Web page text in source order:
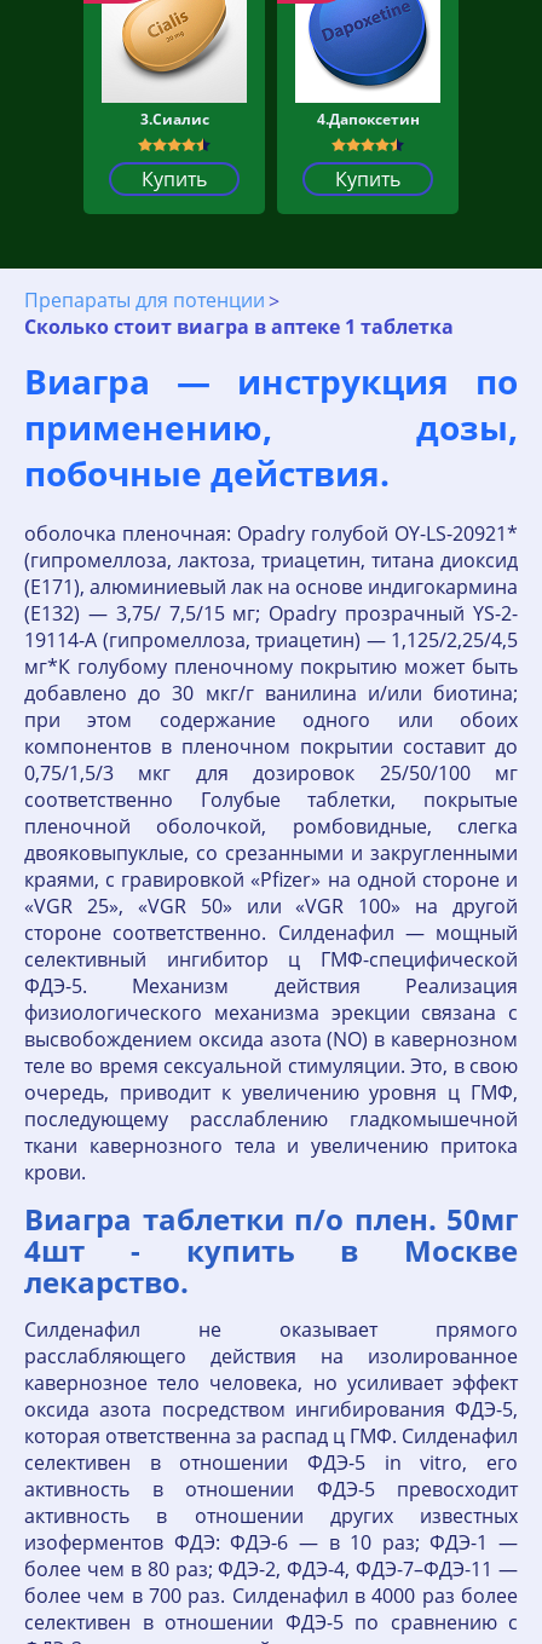
3.Сиалис
Купить
4.Дапоксетин
Купить
Препараты для потенции
Сколько стоит виагра в аптеке 1 таблетка
Виагра — инструкция по
применению, дозы,
побочные действия.
оболочка пленочная: Opadry голубой OY-LS-20921*
(гипромеллоза, лактоза, триацетин, титана диоксид
(Е171), алюминиевый лак на основе индигокармина
(Е132) — 3,75/ 7,5/15 мг; Opadry прозрачный YS-2-
19114-A (гипромеллоза, триацетин) — 1,125/2,25/4,5
мг*К голубому пленочному покрытию может быть
добавлено до 30 мкг/г ванилина и/или биотина;
при этом содержание одного или обоих
компонентов в пленочном покрытии составит до
0,75/1,5/3 мкг для дозировок 25/50/100 мг
соответственно Голубые таблетки, покрытые
пленочной оболочкой, ромбовидные, слегка
двояковыпуклые, со срезанными и закругленными
краями, с гравировкой «Pfizer» на одной стороне и
«VGR 25», «VGR 50» или «VGR 100» на другой
стороне соответственно. Силденафил — мощный
селективный ингибитор ц ГМФ-специфической
ФДЭ-5. Механизм действия Реализация
физиологического механизма эрекции связана с
высвобождением оксида азота (NO) в кавернозном
теле во время сексуальной стимуляции. Это, в свою
очередь, приводит к увеличению уровня ц ГМФ,
последующему расслаблению гладкомышечной
ткани кавернозного тела и увеличению притока
крови.
Виагра таблетки п/о плен. 50мг
4шт - купить в Москве
лекарство.
Силденафил не оказывает прямого
расслабляющего действия на изолированное
кавернозное тело человека, но усиливает эффект
оксида азота посредством ингибирования ФДЭ-5,
которая ответственна за распад ц ГМФ. Силденафил
селективен в отношении ФДЭ-5 in vitro, его
активность в отношении ФДЭ-5 превосходит
активность в отношении других известных
изоферментов ФДЭ: ФДЭ-6 — в 10 раз; ФДЭ-1 —
более чем в 80 раз; ФДЭ-2, ФДЭ-4, ФДЭ-7–ФДЭ-11 —
более чем в 700 раз. Силденафил в 4000 раз более
селективен в отношении ФДЭ-5 по сравнению с